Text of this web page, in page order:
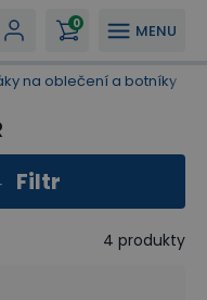
MENU
0
na oblečení a botníky
Filtr
4 produkty